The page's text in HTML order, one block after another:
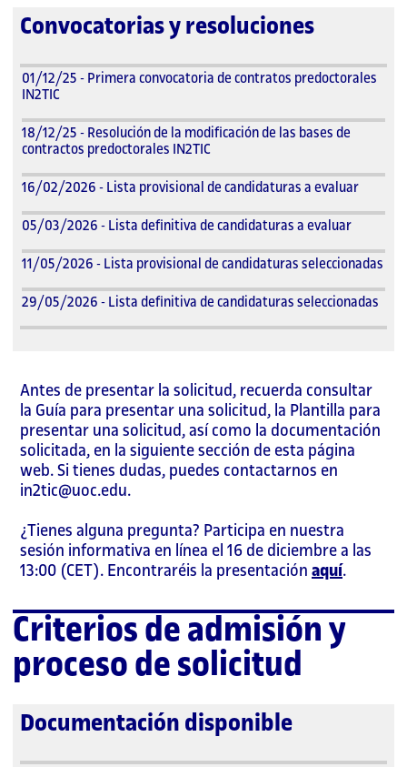
Convocatorias y resoluciones
01/12/25 - Primera convocatoria de contratos predoctorales
IN2TIC
18/12/25 - Resolución de la modificación de las bases de
contractos predoctorales IN2TIC
16/02/2026 - Lista provisional de candidaturas a evaluar
05/03/2026 - Lista definitiva de candidaturas a evaluar
11/05/2026 - Lista provisional de candidaturas seleccionadas
29/05/2026 - Lista definitiva de candidaturas seleccionadas
Antes de presentar la solicitud, recuerda consultar
la Guía para presentar una solicitud, la Plantilla para
presentar una solicitud, así como la documentación
solicitada, en la siguiente sección de esta página
web. Si tienes dudas, puedes contactarnos en
in2tic@uoc.edu.
¿Tienes alguna pregunta? Participa en nuestra
sesión informativa en línea el 16 de diciembre a las
13:00 (CET). Encontraréis la presentación aquí.
Criterios de admisión y
proceso de solicitud
Documentación disponible